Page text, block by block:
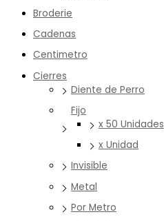
Broderie
Cadenas
Centimetro
Cierres
Diente de Perro
Fijo
x 50 Unidades
x Unidad
Invisible
Metal
Por Metro